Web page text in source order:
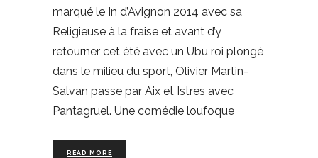
marqué le In d’Avignon 2014 avec sa
Religieuse à la fraise et avant d’y
retourner cet été avec un Ubu roi plongé
dans le milieu du sport, Olivier Martin-
Salvan passe par Aix et Istres avec
Pantagruel. Une comédie loufoque
READ MORE